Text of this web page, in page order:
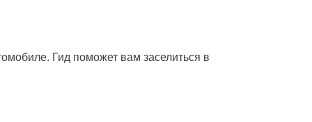
Гид поможет вам заселиться в